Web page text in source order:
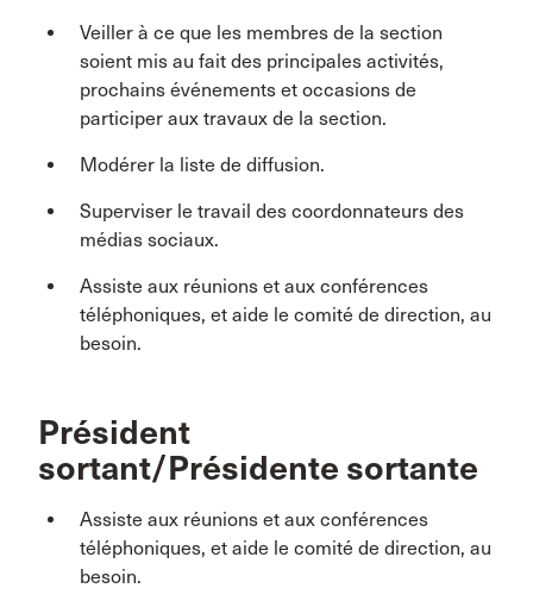
Veiller à ce que les membres de la section
soient mis au fait des principales activités,
prochains événements et occasions de
participer aux travaux de la section.
Modérer la liste de diffusion.
Superviser le travail des coordonnateurs des
médias sociaux.
Assiste aux réunions et aux conférences
téléphoniques, et aide le comité de direction, au
besoin.
Président
sortant/Présidente sortante
Assiste aux réunions et aux conférences
téléphoniques, et aide le comité de direction, au
besoin.